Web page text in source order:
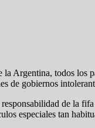
Argentina, todos los
de gobiernos
de la
especiales tan